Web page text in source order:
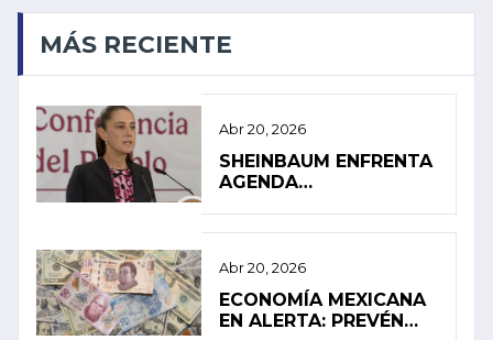
MÁS RECIENTE
Abr 20, 2026
SHEINBAUM ENFRENTA
AGENDA
Abr 20, 2026
ECONOMÍA MEXICANA
EN ALERTA: PREVÉN